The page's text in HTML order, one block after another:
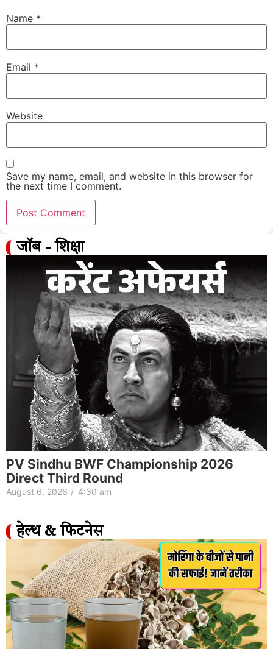
Name *
Email *
Website
Save my name, email, and website in this browser for
the next time I comment.
जॉब - शिक्षा
PV Sindhu BWF Championship 2026
Direct Third Round
August 6, 2026 / 4:30 am
हेल्थ & फिटनेस